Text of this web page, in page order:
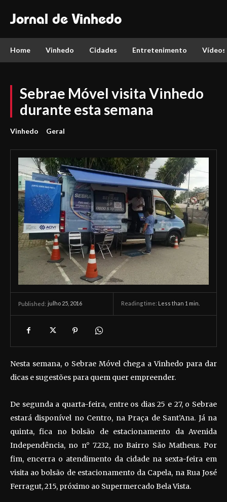
Jornal de Vinhedo
Home Vinhedo Cidades Entretenimento Vídeos
Sebrae Móvel visita Vinhedo
durante esta semana
Vinhedo Geral
Published: julho 25, 2016 Reading time: Less than 1 min.
Nesta semana, o Sebrae Móvel chega a Vinhedo para dar
dicas e sugestões para quem quer empreender.
De segunda a quarta-feira, entre os dias 25 e 27, o Sebrae
estará disponível no Centro, na Praça de Sant’Ana. Já na
quinta, fica no bolsão de estacionamento da Avenida
Independência, no n° 7.232, no Bairro São Matheus. Por
fim, encerra o atendimento da cidade na sexta-feira em
visita ao bolsão de estacionamento da Capela, na Rua José
Ferragut, 215, próximo ao Supermercado Bela Vista.